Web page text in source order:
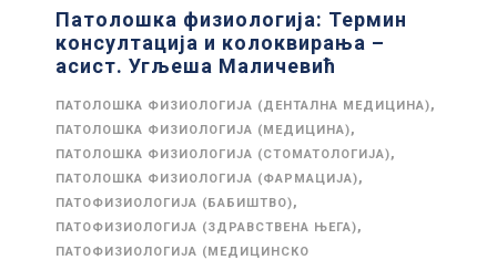
Патолошка физиологија: Термин
консултација и колоквирања –
асист. Угљеша Маличевић
ПАТОЛОШКА ФИЗИОЛОГИЈА (ДЕНТАЛНА МЕДИЦИНА),
ПАТОЛОШКА ФИЗИОЛОГИЈА (МЕДИЦИНА),
ПАТОЛОШКА ФИЗИОЛОГИЈА (СТОМАТОЛОГИЈА),
ПАТОЛОШКА ФИЗИОЛОГИЈА (ФАРМАЦИЈА),
ПАТОФИЗИОЛОГИЈА (БАБИШТВО),
ПАТОФИЗИОЛОГИЈА (ЗДРАВСТВЕНА ЊЕГА),
ПАТОФИЗИОЛОГИЈА (МЕДИЦИНСКО